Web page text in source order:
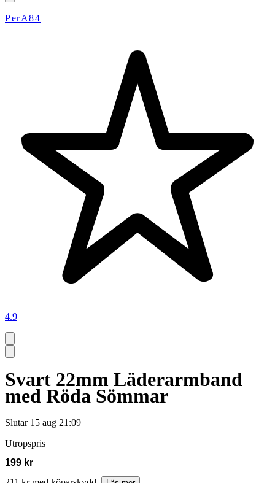
PerA84
4.9
Svart 22mm Läderarmband
med Röda Sömmar
Slutar 15 aug 21:09
Utropspris
199 kr